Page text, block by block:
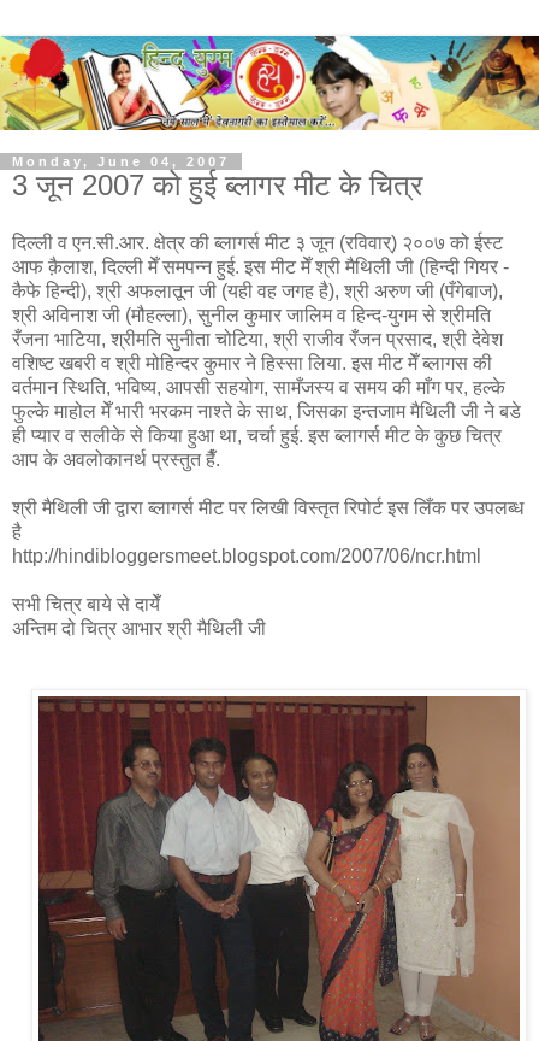
Monday, June 04, 2007
3 जून 2007 को हुई ब्लागर मीट के चित्र
दिल्ली व एन.सी.आर. क्षेत्र की ब्लागर्स मीट ३ जून (रविवार्) २००७ को ईस्ट
आफ क़ैलाश, दिल्ली मेँ समपन्न हुई. इस मीट मेँ श्री मैथिली जी (हिन्दी गियर -
कैफे हिन्दी), श्री अफलातून जी (यही वह जगह है), श्री अरुण जी (पँगेबाज),
श्री अविनाश जी (मौहल्ला), सुनील कुमार जालिम व हिन्द-युगम से श्रीमति
रँजना भाटिया, श्रीमति सुनीता चोटिया, श्री राजीव रँजन प्रसाद, श्री देवेश
वशिष्ट खबरी व श्री मोहिन्दर कुमार ने हिस्सा लिया. इस मीट मेँ ब्लागस की
वर्तमान स्थिति, भविष्य, आपसी सहयोग, सामँजस्य व समय की माँग पर, हल्के
फुल्के माहोल मेँ भारी भरकम नाश्ते के साथ, जिसका इन्तजाम मैथिली जी ने बडे
ही प्यार व सलीके से किया हुआ था, चर्चा हुई. इस ब्लागर्स मीट के कुछ चित्र
आप के अवलोकानर्थ प्रस्तुत हैँ.
श्री मैथिली जी द्वारा ब्लागर्स मीट पर लिखी विस्तृत रिपोर्ट इस लिँक पर उपलब्ध
है
http://hindibloggersmeet.blogspot.com/2007/06/ncr.html
सभी चित्र बाये से दायेँ
अन्तिम दो चित्र आभार श्री मैथिली जी